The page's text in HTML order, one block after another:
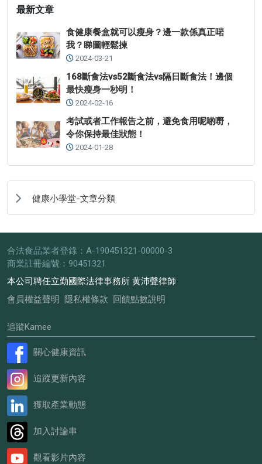
最新文章
食健康餐盒就可以瘦身？邊一款係真正啱
我？睇圖輕鬆揀
2024-03-21
168斷食法vs52斷食法vs隔日斷食法！邊個
最快瘦身一秒明！
2024-02-16
考試或者工作報告之前，避免食用呢啲嘢，
令你保持最佳狀態！
2024-01-28
健康小學堂-文章分類
合法食品業者登錄：A-190451321-00000-3
商業註冊編號：90451321
本公司聘任立勤國際法律事務所 黄沛聲律師
會員權益聲明
隱私權條款 回饋點數說明
追蹤Kamee
關心健康資訊
追蹤更新內容
獲取產業動態
加入討論串
觀看影片內容